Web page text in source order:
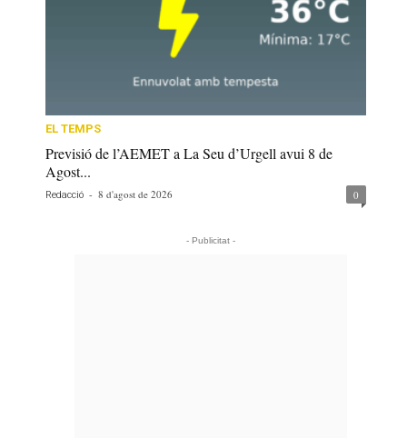
EL TEMPS
Previsió de l’AEMET a La Seu d’Urgell avui 8 de
Agost...
Redacció - 8 d'agost de 2026 0
- Publicitat -